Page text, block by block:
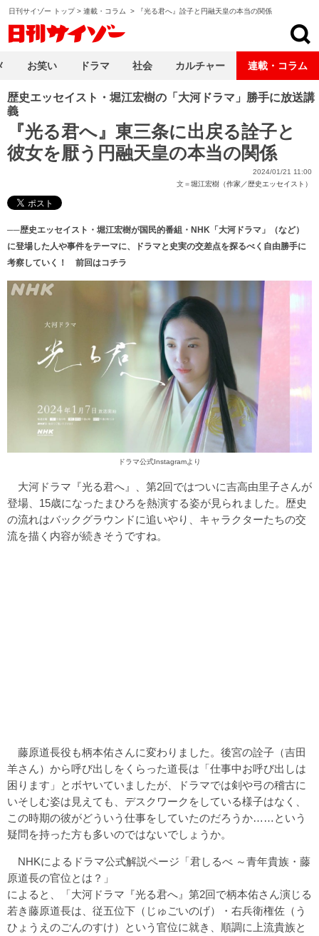
日刊サイゾー トップ> 連載・コラム > 『光る君へ』詮子と円融天皇の本当の関係
歴史エッセイスト・堀江宏樹の「大河ドラマ」勝手に放送講
義
『光る君へ』東三条に出戻る詮子と
彼女を厭う円融天皇の本当の関係
2024/01/21 11:00
文＝堀江宏樹（作家／歴史エッセイスト）
──歴史エッセイスト・堀江宏樹が国民的番組・NHK「大河ドラマ」（など）
に登場した人や事件をテーマに、ドラマと史実の交差点を探るべく自由勝手に
考察していく！ 前回はコチラ
ドラマ公式Instagramより
大河ドラマ『光る君へ』、第2回ではついに吉高由里子さんが
登場、15歳になったまひろを熱演する姿が見られました。歴史
の流れはバックグラウンドに追いやり、キャラクターたちの交
流を描く内容が続きそうですね。
藤原道長役も柄本佑さんに変わりました。後宮の詮子（吉田
羊さん）から呼び出しをくらった道長は「仕事中お呼び出しは
困ります」とボヤいていましたが、ドラマでは剣や弓の稽古に
いそしむ姿は見えても、デスクワークをしている様子はなく、
この時期の彼がどういう仕事をしていたのだろうか……という
疑問を持った方も多いのではないでしょうか。
NHKによるドラマ公式解説ページ「君しるべ ～青年貴族・藤
原道長の官位とは？ 」
によると、「大河ドラマ『光る君へ』第2回で柄本佑さん演じる
若き藤原道長は、従五位下（じゅごいのげ）・右兵衛権佐（う
ひょうえのごんのすけ）という官位に就き、順調に上流貴族と
お笑い ドラマ 社会 カルチャー 連載・コラム